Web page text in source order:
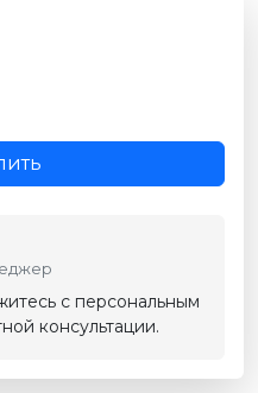
с персональным
консультации.